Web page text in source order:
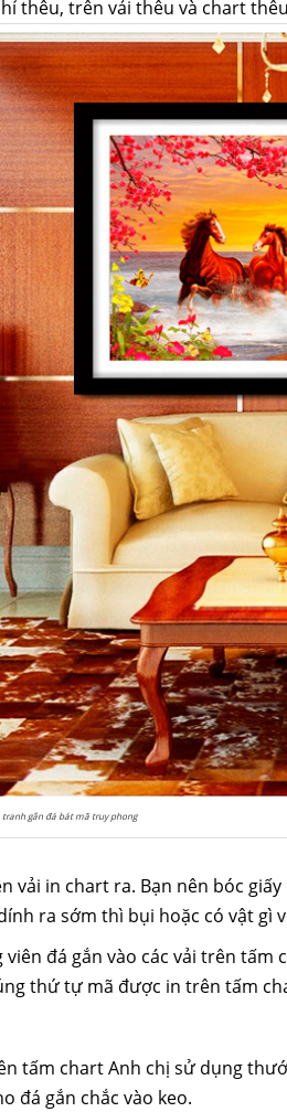
thêu, trên vải thêu và chart
tranh gắn đá bát mã truy phong
vải in chart ra. Bạn nên bóc
ra sớm thì bụi hoặc có vật gì
đá gắn vào các vải trên tấm
thứ tự mã được in trên tấm
tấm chartAnh chị sử dụng
đá gắn chắc vào keo.